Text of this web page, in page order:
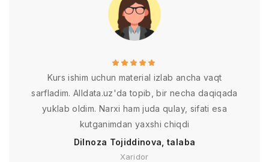
Kurs ishim uchun material izlab ancha vaqt
sarfladim. Alldata.uz'da topib, bir necha daqiqada
yuklab oldim. Narxi ham juda qulay, sifati esa
kutganimdan yaxshi chiqdi
Dilnoza Tojiddinova, talaba
Xaridor